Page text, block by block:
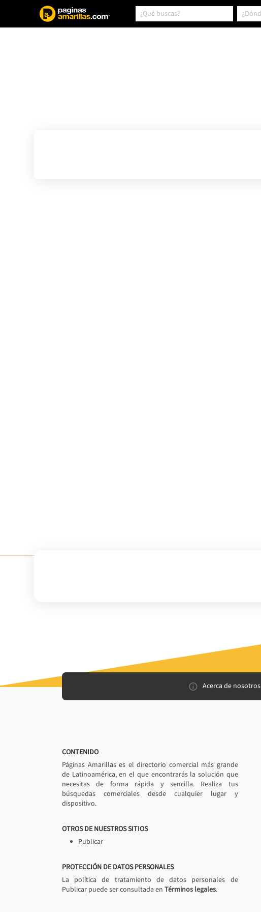
Acerca de nosotros
CONTENIDO
Páginas Amarillas es el directorio comercial más grande
de Latinoamérica, en el que encontrarás la solución que
necesitas de forma rápida y sencilla. Realiza tus
búsquedas comerciales desde cualquier lugar y
dispositivo.
OTROS DE NUESTROS SITIOS
Publicar
PROTECCIÓN DE DATOS PERSONALES
La política de tratamiento de datos personales de
Publicar puede ser consultada en Términos legales.